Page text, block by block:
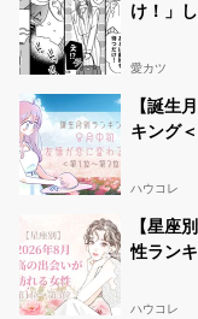
け！」
愛カツ
【誕生
キング
ハウコレ
【星座
性ラン
ハウコレ